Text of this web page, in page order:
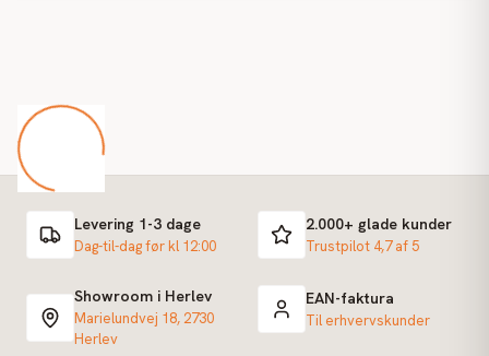
Levering 1-3 dage
Dag-til-dag før kl 12:00
2.000+ glade kunder
Trustpilot 4,7 af 5
Showroom i Herlev
Marielundvej 18, 2730
Herlev
EAN-faktura
Til erhvervskunder